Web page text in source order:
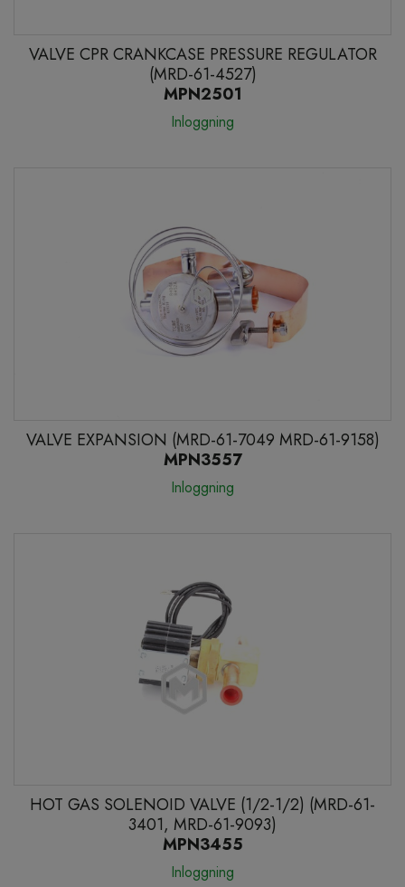
VALVE CPR CRANKCASE PRESSURE REGULATOR
(MRD-61-4527)
MPN2501
Inloggning
VALVE EXPANSION (MRD-61-7049 MRD-61-9158)
MPN3557
Inloggning
HOT GAS SOLENOID VALVE (1/2-1/2) (MRD-61-
3401, MRD-61-9093)
MPN3455
Inloggning